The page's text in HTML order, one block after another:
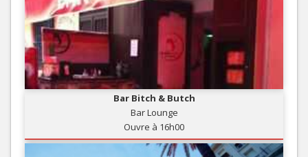
Bar Bitch & Butch
Bar Lounge
Ouvre à 16h00